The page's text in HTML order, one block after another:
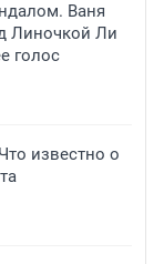
Ваня
Линочкой Ли
голос
известно о